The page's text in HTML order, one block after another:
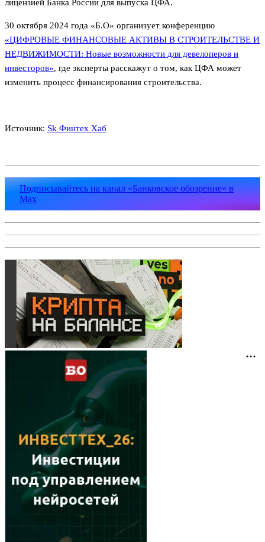
лицензией Банка России для выпуска ЦФА.
30 октября 2024 года «Б.О» организует конференцию
«ЦИФРОВЫЕ ФИНАНСОВЫЕ АКТИВЫ В СТРОИТЕЛЬСТВЕ И
НЕДВИЖИМОСТИ: Новые возможности для девелоперов и
инвесторов», где эксперты расскажут о том, как ЦФА может
изменить процесс финансирования строительства.
Источник: Sk Финтех Хаб
Подписывайтесь на канал «Банковское обозрение» в
Max